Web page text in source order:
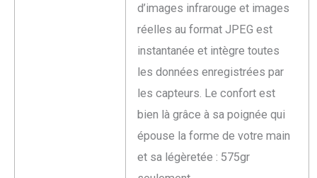
d’images infrarouge et images
réelles au format JPEG est
instantanée et intègre toutes
les données enregistrées par
les capteurs. Le confort est
bien là grâce à sa poignée qui
épouse la forme de votre main
et sa légèretée : 575gr